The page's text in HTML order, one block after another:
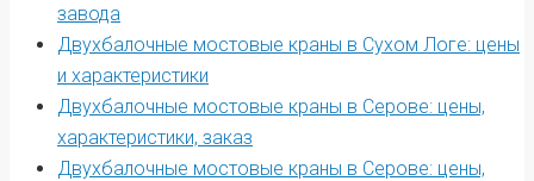
завода
Двухбалочные мостовые краны в Сухом Логе: цены
и характеристики
Двухбалочные мостовые краны в Серове: цены,
характеристики, заказ
Двухбалочные мостовые краны в Серове: цены,